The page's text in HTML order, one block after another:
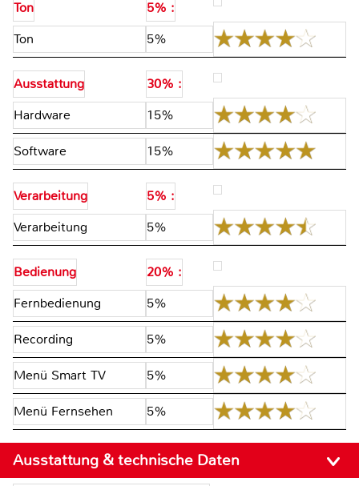
Ton
5% :
Ton
5%
Ausstattung
30% :
Hardware
15%
Software 15%
Verarbeitung
5% :
Verarbeitung
5%
Bedienung
20% :
Fernbedienung
5%
Recording 5%
Menü Smart TV 5%
Menü Fernsehen 5%
Ausstattung & technische Daten